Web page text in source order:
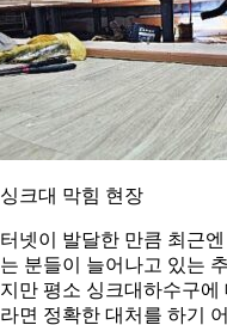
크대 막힘 현장
넷이 발달한 만큼 최근
분들이 늘어나고 있는
만 평소 싱크대하수구
면 정확한 대처를 하기